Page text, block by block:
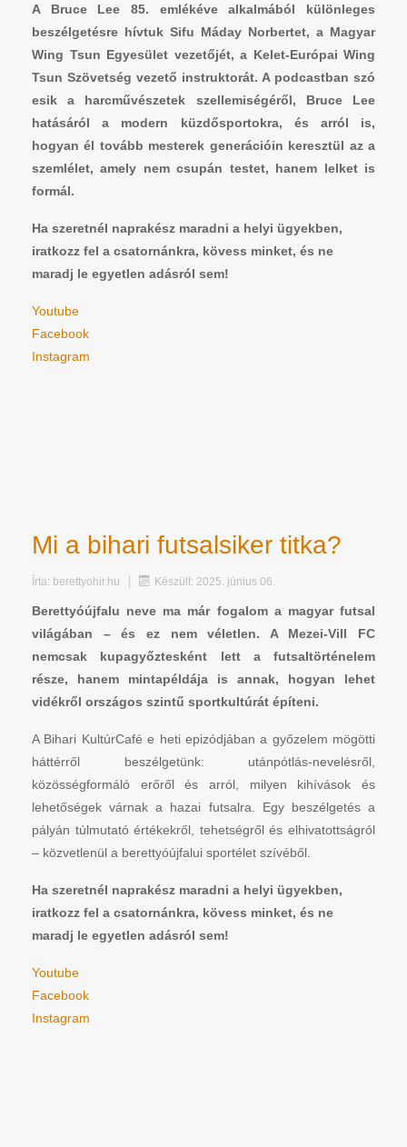
A Bruce Lee 85. emlékéve alkalmából különleges
beszélgetésre hívtuk Sifu Máday Norbertet, a Magyar
Wing Tsun Egyesület vezetőjét, a Kelet-Európai Wing
Tsun Szövetség vezető instruktorát. A podcastban szó
esik a harcművészetek szellemiségéről, Bruce Lee
hatásáról a modern küzdősportokra, és arról is,
hogyan él tovább mesterek generációin keresztül az a
szemlélet, amely nem csupán testet, hanem lelket is
formál.
Ha szeretnél naprakész maradni a helyi ügyekben,
iratkozz fel a csatornánkra, kövess minket, és ne
maradj le egyetlen adásról sem!
Youtube
Facebook
Instagram
Mi a bihari futsalsiker titka?
Írta: berettyohir.hu Készült: 2025. június 06.
Berettyóújfalu neve ma már fogalom a magyar futsal
világában – és ez nem véletlen. A Mezei-Vill FC
nemcsak kupagyőztesként lett a futsaltörténelem
része, hanem mintapéldája is annak, hogyan lehet
vidékről országos szintű sportkultúrát építeni.
A Bihari KultúrCafé e heti epizódjában a győzelem mögötti
háttérről beszélgetünk: utánpótlás-nevelésről,
közösségformáló erőről és arról, milyen kihívások és
lehetőségek várnak a hazai futsalra. Egy beszélgetés a
pályán túlmutató értékekről, tehetségről és elhivatottságról
– közvetlenül a berettyóújfalui sportélet szívéből.
Ha szeretnél naprakész maradni a helyi ügyekben,
iratkozz fel a csatornánkra, kövess minket, és ne
maradj le egyetlen adásról sem!
Youtube
Facebook
Instagram